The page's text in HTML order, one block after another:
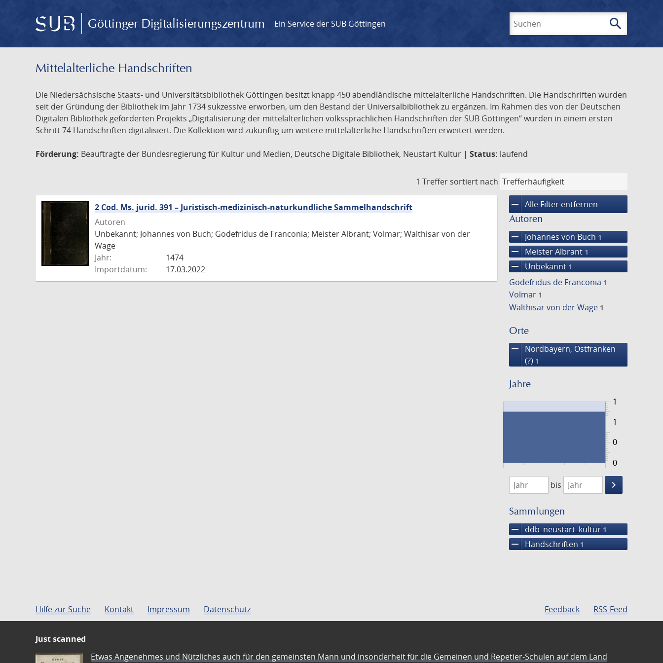
Göttinger Digitalisierungszentrum Ein Service der SUB Göttingen search
Mittelalterliche Handschriften
Die Niedersächsische Staats- und Universitätsbibliothek Göttingen besitzt knapp 450 abendländische mittelalterliche Handschriften. Die Handschriften wurden
seit der Gründung der Bibliothek im Jahr 1734 sukzessive erworben, um den Bestand der Universalbibliothek zu ergänzen. Im Rahmen des von der Deutschen
Digitalen Bibliothek geförderten Projekts „Digitalisierung der mittelalterlichen volkssprachlichen Handschriften der SUB Göttingen“ wurden in einem ersten
Schritt 74 Handschriften digitalisiert. Die Kollektion wird zukünftig um weitere mittelalterliche Handschriften erweitert werden.
Förderung: Beauftragte der Bundesregierung für Kultur und Medien, Deutsche Digitale Bibliothek, Neustart Kultur | Status: laufend
1 Treffer sortiert nach
remove Alle Filter entfernen
Autoren
remove Johannes von Buch 1
remove Meister Albrant 1
remove Unbekannt 1
Godefridus de Franconia 1
Volmar 1
Walthisar von der Wage 1
Orte
remove
Nordbayern, Ostfranken
(?) 1
Jahre
0
1
0
1
1474
1475
bis
keyboard_arrow_right
Suche
Sammlungen
remove ddb_neustart_kultur 1
remove Handschriften 1
2 Cod. Ms. jurid. 391 – Juristisch-medizinisch-naturkundliche Sammelhandschrift
Autoren
Unbekannt; Johannes von Buch; Godefridus de Franconia; Meister Albrant; Volmar; Walthisar von der
Wage
Jahr:
1474
Importdatum:
17.03.2022
Hilfe zur Suche Kontakt Impressum Datenschutz Feedback RSS-Feed
Just scanned
Etwas Angenehmes und Nützliches auch für den gemeinsten Mann und insonderheit für die Gemeinen und Repetier-Schulen auf dem Land